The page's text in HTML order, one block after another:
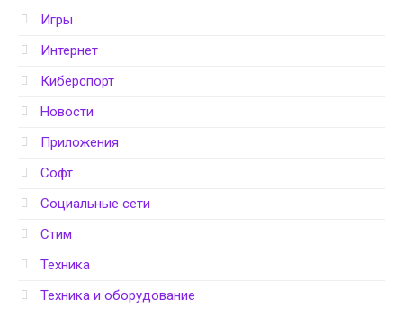
Игры
Интернет
Киберспорт
Новости
Приложения
Софт
Социальные сети
Стим
Техника
Техника и оборудование